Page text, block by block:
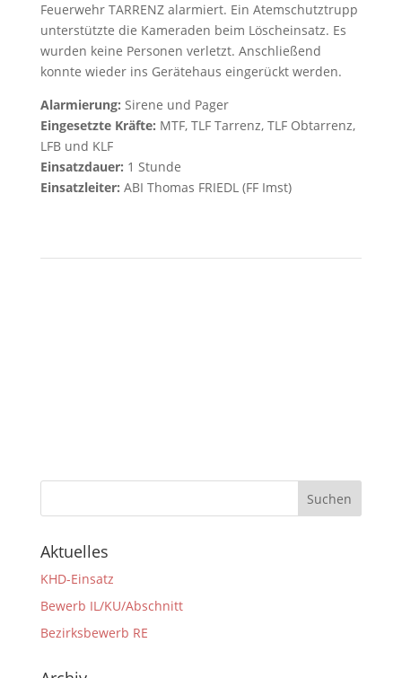
Feuerwehr TARRENZ alarmiert. Ein Atemschutztrupp
unterstützte die Kameraden beim Löscheinsatz. Es
wurden keine Personen verletzt. Anschließend
konnte wieder ins Gerätehaus eingerückt werden.
Alarmierung: Sirene und Pager
Eingesetzte Kräfte: MTF, TLF Tarrenz, TLF Obtarrenz,
LFB und KLF
Einsatzdauer: 1 Stunde
Einsatzleiter: ABI Thomas FRIEDL (FF Imst)
Aktuelles
KHD-Einsatz
Bewerb IL/KU/Abschnitt
Bezirksbewerb RE